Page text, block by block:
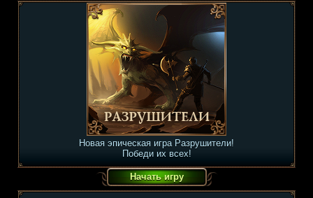
Новая эпическая игра Разрушители!
Победи их всех!